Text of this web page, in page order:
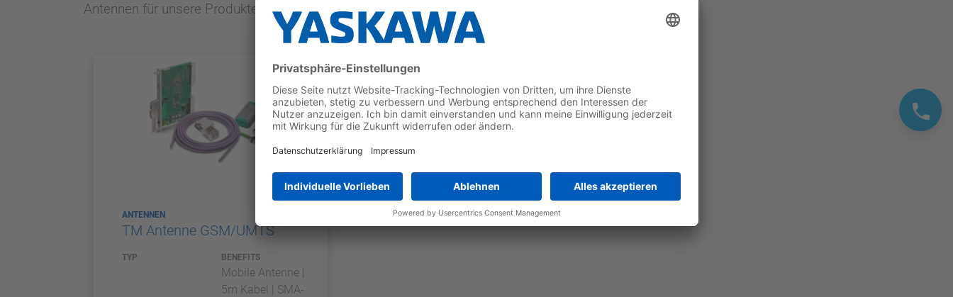
Antennen für unsere Produkte.
ANTENNEN
TM Antenne GSM/UMTS
TYP BENEFITS
Mobile Antenne |
5m Kabel | SMA-